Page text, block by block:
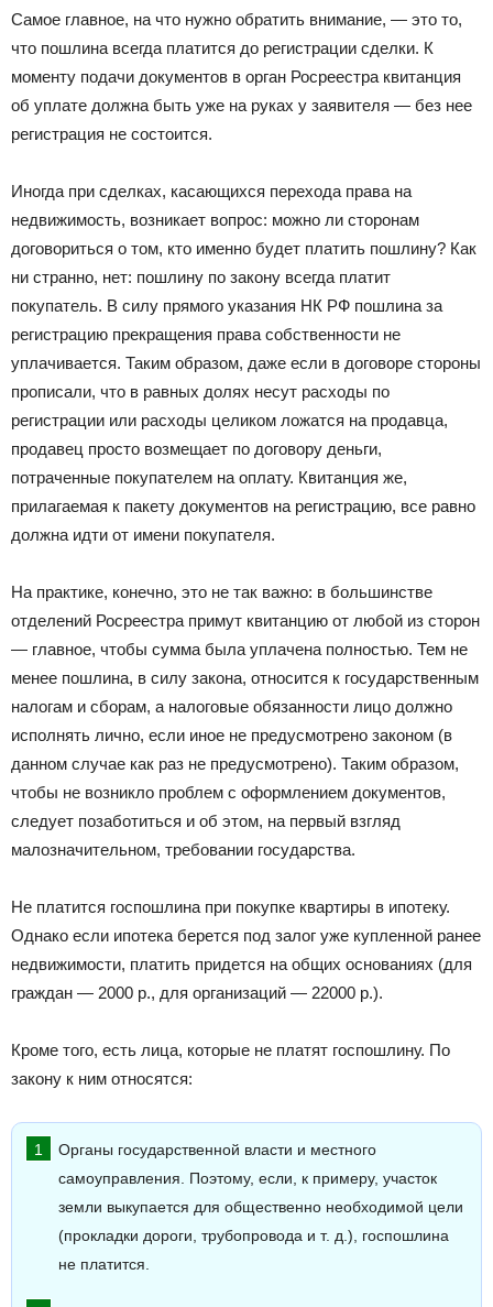
Самое главное, на что нужно обратить внимание, — это то,
что пошлина всегда платится до регистрации сделки. К
моменту подачи документов в орган Росреестра квитанция
об уплате должна быть уже на руках у заявителя — без нее
регистрация не состоится.
Иногда при сделках, касающихся перехода права на
недвижимость, возникает вопрос: можно ли сторонам
договориться о том, кто именно будет платить пошлину? Как
ни странно, нет: пошлину по закону всегда платит
покупатель. В силу прямого указания НК РФ пошлина за
регистрацию прекращения права собственности не
уплачивается. Таким образом, даже если в договоре стороны
прописали, что в равных долях несут расходы по
регистрации или расходы целиком ложатся на продавца,
продавец просто возмещает по договору деньги,
потраченные покупателем на оплату. Квитанция же,
прилагаемая к пакету документов на регистрацию, все равно
должна идти от имени покупателя.
На практике, конечно, это не так важно: в большинстве
отделений Росреестра примут квитанцию от любой из сторон
— главное, чтобы сумма была уплачена полностью. Тем не
менее пошлина, в силу закона, относится к государственным
налогам и сборам, а налоговые обязанности лицо должно
исполнять лично, если иное не предусмотрено законом (в
данном случае как раз не предусмотрено). Таким образом,
чтобы не возникло проблем с оформлением документов,
следует позаботиться и об этом, на первый взгляд
малозначительном, требовании государства.
Не платится госпошлина при покупке квартиры в ипотеку.
Однако если ипотека берется под залог уже купленной ранее
недвижимости, платить придется на общих основаниях (для
граждан — 2000 р., для организаций — 22000 р.).
Кроме того, есть лица, которые не платят госпошлину. По
закону к ним относятся:
Органы государственной власти и местного
самоуправления. Поэтому, если, к примеру, участок
земли выкупается для общественно необходимой цели
(прокладки дороги, трубопровода и т. д.), госпошлина
не платится.